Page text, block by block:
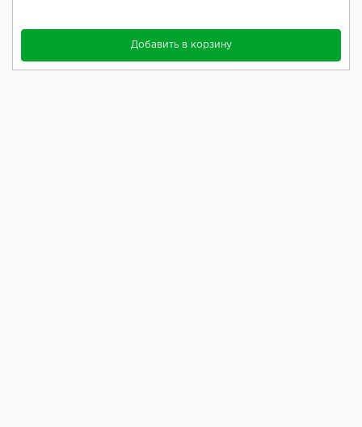
Добавить в корзину